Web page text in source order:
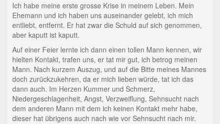
Ich habe meine erste grosse Krise in meinem Leben. Mein
Ehemann und ich haben uns auseinander gelebt, ich mich
entliebt, entfernt. Er hat zwar die Schuld auf sich genommen,
aber kaputt ist kaputt.
Auf einer Feier lernte ich dann einen tollen Mann kennen, wir
hielten Kontakt, trafen uns, er tat mir gut, ich betrog meinen
Mann. Nach kurzem Auszug, und auf die Bitte meines Mannes
doch zurückzukehren, da er mich lieben würde, tat ich das
dann auch. Im Herzen Kummer und Schmerz,
Niedergeschlagenheit, Angst, Verzweiflung, Sehnsucht nach
dem anderen Mann mit dem ich keinen Kontakt mehr habe,
dieser hat übrigens auch nach wie vor Sehnsucht nach mir.